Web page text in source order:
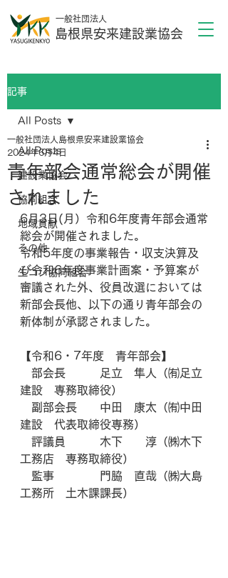
島根県安来建設業協会
一般社団法人
記事
All Posts
建設業協会
協同組合
地域貢献
その他
生コン協同組合
All Posts
青年部会通常総会が開催
されました
一般社団法人島根県安来建設業協会
2024年6月4日
6月3日(月）令和6年度青年部会通常
総会が開催されました。
令和5年度の事業報告・収支決算及
び令和6年度事業計画案・予算案が
審議された外、役員改選においては
新部会長他、以下の通り青年部会の
新体制が承認されました。
【令和6・7年度　青年部会】
部会長　　　足立　隼人（㈲足立
建設　専務取締役）
副部会長　　中田　康太（㈲中田
建設　代表取締役専務）
評議員　　　木下　　淳（㈱木下
工務店　専務取締役）
監事　　　　門脇　直哉（㈱大島
工務所　土木課課長）